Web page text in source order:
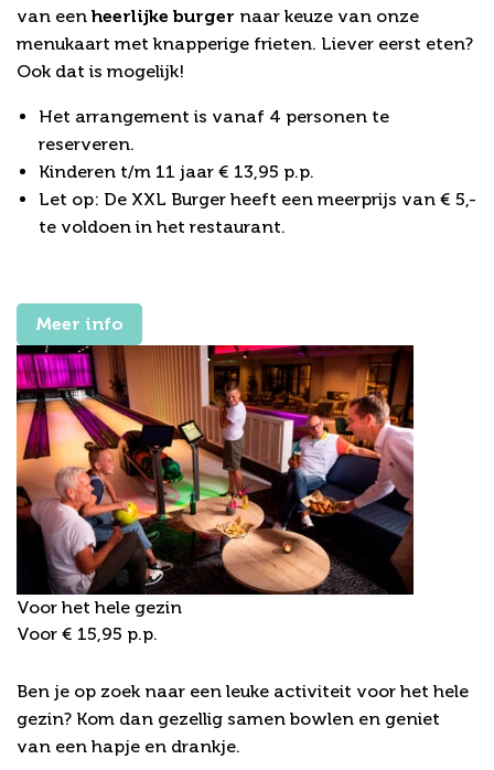
van een heerlijke burger naar keuze van onze
menukaart met knapperige frieten. Liever eerst eten?
Ook dat is mogelijk!
Het arrangement is vanaf 4 personen te
reserveren.
Kinderen t/m 11 jaar € 13,95 p.p.
Let op: De XXL Burger heeft een meerprijs van € 5,-
te voldoen in het restaurant.
Meer info
Voor het hele gezin
Voor € 15,95 p.p.
Ben je op zoek naar een leuke activiteit voor het hele
gezin? Kom dan gezellig samen bowlen en geniet
van een hapje en drankje.